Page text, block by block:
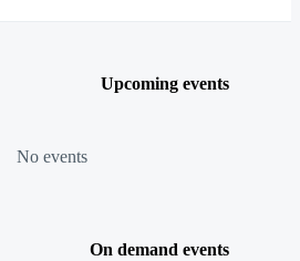
Upcoming events
No events
On demand events